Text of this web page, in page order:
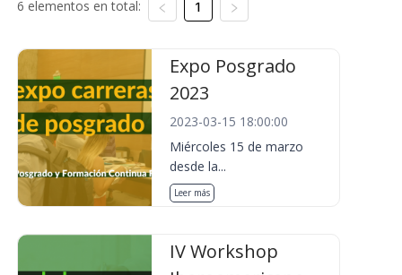
6 elementos en total: 1
Expo Posgrado
2023
2023-03-15 18:00:00
Miércoles 15 de marzo
desde la...
Leer más
IV Workshop